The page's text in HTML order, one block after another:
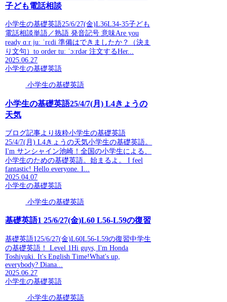
子ども電話相談
小学生の基礎英語25/6/27(金)L36L34-35子ども
電話相談単語／熟語 発音記号 意味Are you
ready ɑːr juː ˈrɛdi 準備はできましたか？（決ま
り文句）to order tuː ˈɔːrdər 注文するHer...
2025.06.27
小学生の基礎英語
小学生の基礎英語
小学生の基礎英語25/4/7(月) L4きょうの
天気
ブログ記事より抜粋小学生の基礎英語
25/4/7(月) L4きょうの天気小学生の基礎英語。
I'm サンシャイン池崎！全国の小学生による、
小学生のための基礎英語。始まるよ。 I feel
fantastic! Hello everyone. I...
2025.04.07
小学生の基礎英語
小学生の基礎英語
基礎英語1 25/6/27(金)L60 L56-L59の復習
基礎英語125/6/27(金)L60L56-L59の復習中学生
の基礎英語！ Level 1Hi guys, I'm Honda
Toshiyuki. It's English Time!What's up,
everybody? Diana...
2025.06.27
小学生の基礎英語
小学生の基礎英語